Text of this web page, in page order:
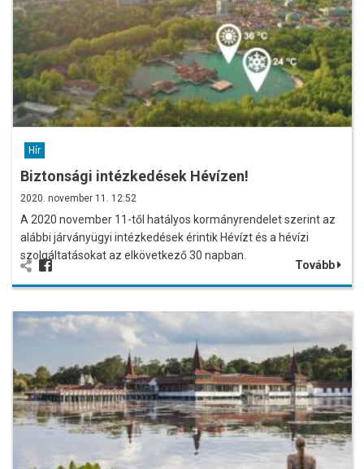
Hír
Biztonsági intézkedések Hévízen!
2020. november 11. 12:52
A 2020 november 11-től hatályos kormányrendelet szerint az
alábbi járványügyi intézkedések érintik Hévízt és a hévízi
szolgáltatásokat az elkövetkező 30 napban.
Tovább